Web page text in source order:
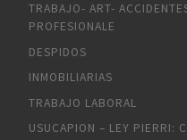
TRABAJO- ART-
PROFESIONALE
DESPIDOS
INMOBILIARIAS
TRABAJO LABORAL
USUCAPION – LEY PIERRI: